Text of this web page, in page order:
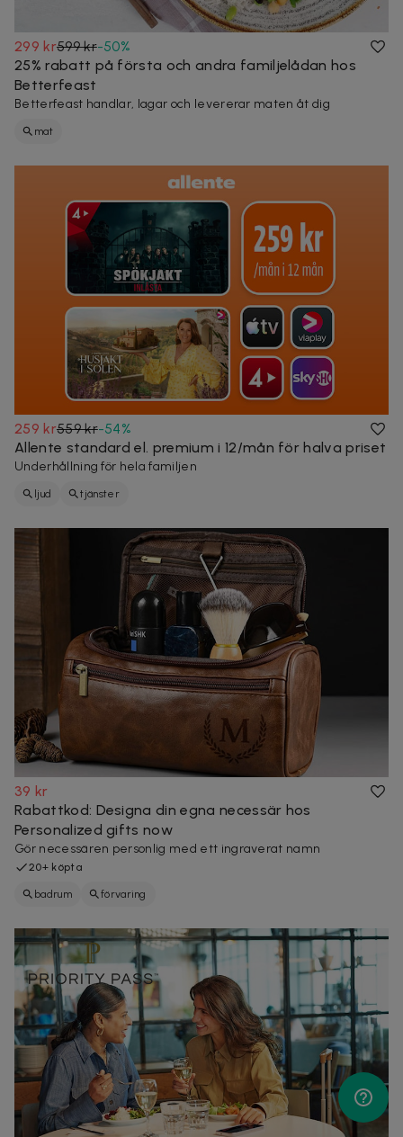
299 kr599 kr-50%
25% rabatt på första och andra familjelådan hos
Betterfeast
Betterfeast handlar, lagar och levererar maten åt dig
mat
259 kr559 kr-54%
Allente standard el. premium i 12/mån för halva priset
Underhållning för hela familjen
ljud tjänster
39 kr
Rabattkod: Designa din egna necessär hos
Personalized gifts now
Gör necessären personlig med ett ingraverat namn
20+ köpta
badrum förvaring